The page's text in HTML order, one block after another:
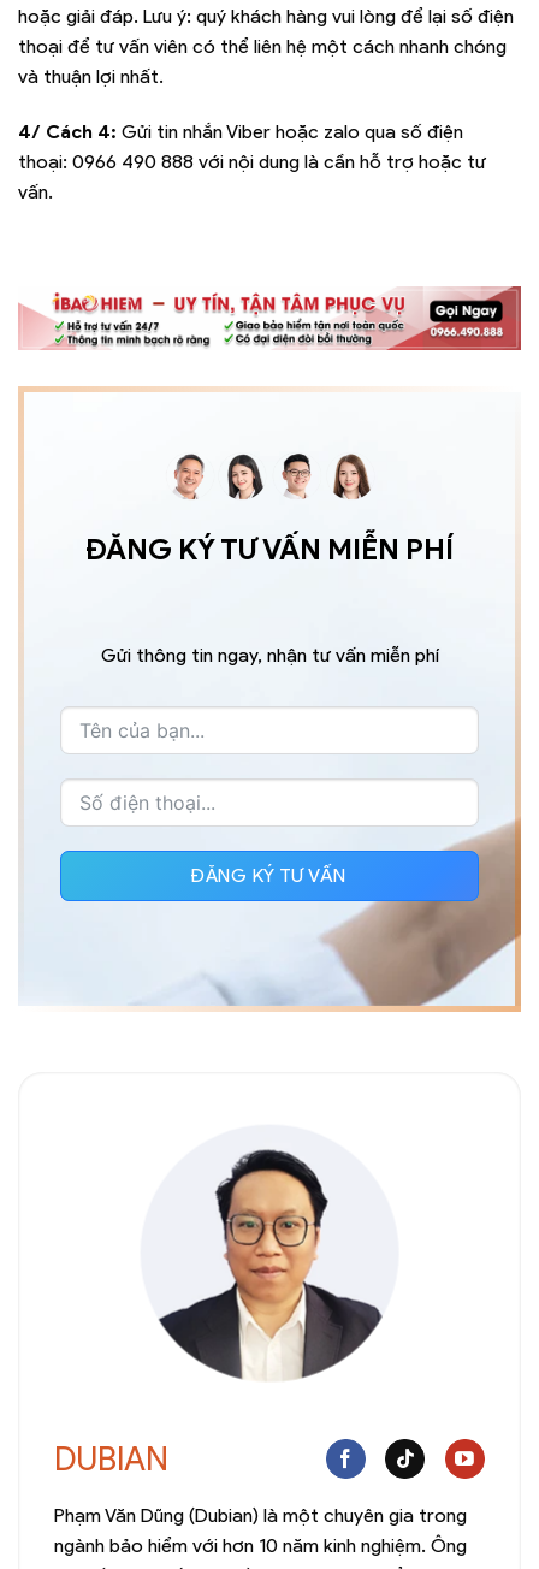
hoặc giải đáp. Lưu ý: quý khách hàng vui lòng để lại số điện
thoại để tư vấn viên có thể liên hệ một cách nhanh chóng
và thuận lợi nhất.
4/ Cách 4: Gửi tin nhắn Viber hoặc zalo qua số điện
thoại: 0966 490 888 với nội dung là cần hỗ trợ hoặc tư
vấn.
ĐĂNG KÝ TƯ VẤN MIỄN PHÍ
Gửi thông tin ngay, nhận tư vấn miễn phí
ĐĂNG KÝ TƯ VẤN
DUBIAN
Phạm Văn Dũng (Dubian) là một chuyên gia trong
ngành bảo hiểm với hơn 10 năm kinh nghiệm. Ông